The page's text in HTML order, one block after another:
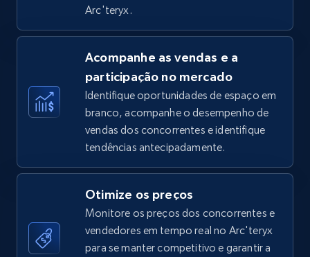
5.6K+ 875+ Comece agora
TikTok Shop
URL, Title, Available, Description, Currency, Initial
price, Final price, Discount percent, and more.
5.4K+ 667+ Comece agora
TikTok Shop - category
Arc'teryx.
Acompanhe as vendas e a
participação no mercado
Identifique oportunidades de espaço em
branco, acompanhe o desempenho de
vendas dos concorrentes e identifique
tendências antecipadamente.
Otimize os preços
Monitore os preços dos concorrentes e
vendedores em tempo real no Arc'teryx
para se manter competitivo e garantir a